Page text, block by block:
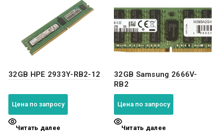
32GB HPE 2933Y-RB2-12
Цена по запросу
Читать далее
32GB Samsung 2666V-
RB2
Цена по запросу
Читать далее